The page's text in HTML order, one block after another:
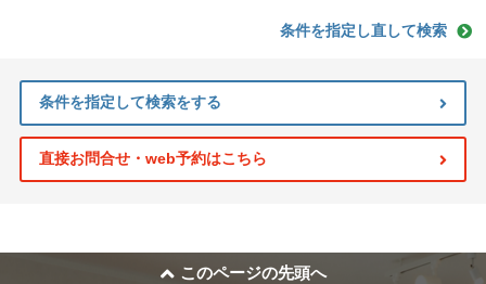
条件を指定し直して検索
条件を指定して検索をする
直接お問合せ・web予約はこちら
このページの先頭へ